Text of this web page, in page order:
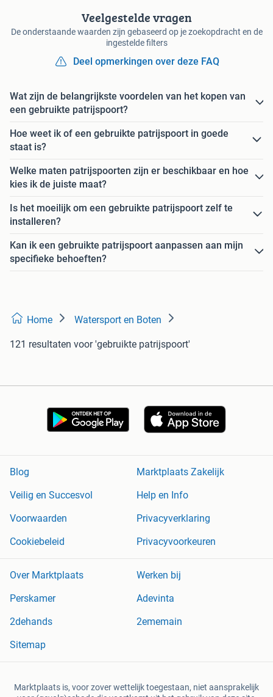
Veelgestelde vragen
De onderstaande waarden zijn gebaseerd op je zoekopdracht en de
ingestelde filters
Deel opmerkingen over deze FAQ
Wat zijn de belangrijkste voordelen van het kopen van
een gebruikte patrijspoort?
Hoe weet ik of een gebruikte patrijspoort in goede
staat is?
Welke maten patrijspoorten zijn er beschikbaar en hoe
kies ik de juiste maat?
Is het moeilijk om een gebruikte patrijspoort zelf te
installeren?
Kan ik een gebruikte patrijspoort aanpassen aan mijn
specifieke behoeften?
Home Watersport en Boten
121 resultaten voor 'gebruikte patrijspoort'
Blog
Marktplaats Zakelijk
Veilig en Succesvol
Help en Info
Voorwaarden
Privacyverklaring
Cookiebeleid
Privacyvoorkeuren
Over Marktplaats
Werken bij
Perskamer
Adevinta
2dehands
2ememain
Sitemap
Marktplaats is, voor zover wettelijk toegestaan, niet aansprakelijk